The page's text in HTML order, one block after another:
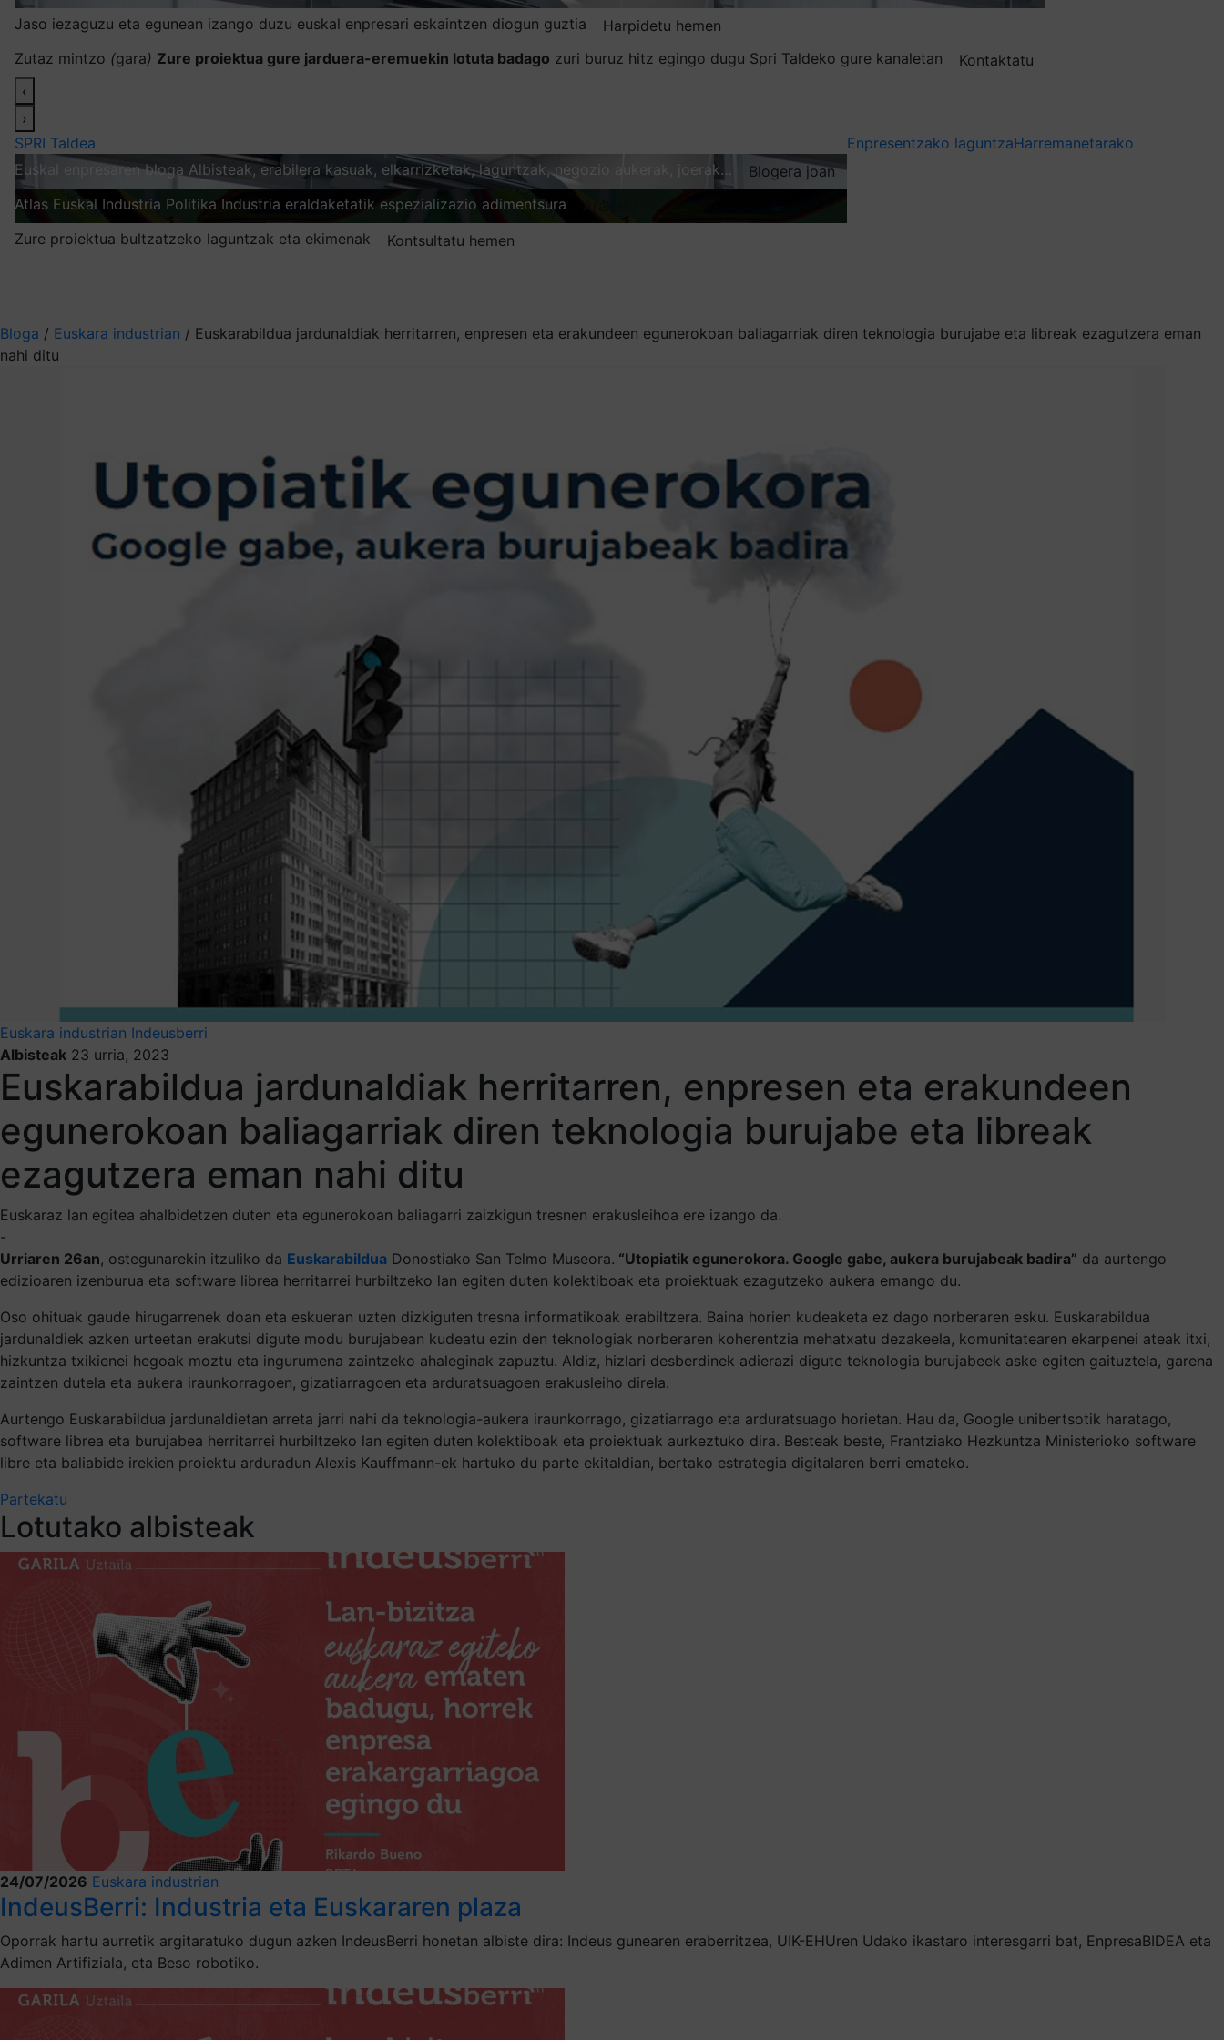
Jaso iezaguzu eta egunean izango duzu euskal enpresari eskaintzen diogun guztia
Harpidetu hemen
Zutaz mintzo (gara) Zure proiektua gure jarduera-eremuekin lotuta badago zuri buruz hitz egingo dugu Spri Taldeko gure kanaletan
Kontaktatu
‹
›
SPRI Taldea
Euskal enpresaren bloga Albisteak, erabilera kasuak, elkarrizketak, laguntzak, negozio aukerak, joerak…
Blogera joan
Atlas Euskal Industria Politika Industria eraldaketatik espezializazio adimentsura
Zure proiektua bultzatzeko laguntzak eta ekimenak
Kontsultatu hemen
Enpresentzako laguntzaHarremanetarako
Bloga / Euskara industrian / Euskarabildua jardunaldiak herritarren, enpresen eta erakundeen egunerokoan baliagarriak diren teknologia burujabe eta libreak ezagutzera eman
nahi ditu
Euskara industrian Indeusberri
Albisteak 23 urria, 2023
Euskarabildua jardunaldiak herritarren, enpresen eta erakundeen
egunerokoan baliagarriak diren teknologia burujabe eta libreak
ezagutzera eman nahi ditu
Euskaraz lan egitea ahalbidetzen duten eta egunerokoan baliagarri zaizkigun tresnen erakusleihoa ere izango da.
-
Urriaren 26an, ostegunarekin itzuliko da Euskarabildua Donostiako San Telmo Museora. “Utopiatik egunerokora. Google gabe, aukera burujabeak badira” da aurtengo
edizioaren izenburua eta software librea herritarrei hurbiltzeko lan egiten duten kolektiboak eta proiektuak ezagutzeko aukera emango du.
Oso ohituak gaude hirugarrenek doan eta eskueran uzten dizkiguten tresna informatikoak erabiltzera. Baina horien kudeaketa ez dago norberaren esku. Euskarabildua
jardunaldiek azken urteetan erakutsi digute modu burujabean kudeatu ezin den teknologiak norberaren koherentzia mehatxatu dezakeela, komunitatearen ekarpenei ateak itxi,
hizkuntza txikienei hegoak moztu eta ingurumena zaintzeko ahaleginak zapuztu. Aldiz, hizlari desberdinek adierazi digute teknologia burujabeek aske egiten gaituztela, garena
zaintzen dutela eta aukera iraunkorragoen, gizatiarragoen eta arduratsuagoen erakusleiho direla.
Aurtengo Euskarabildua jardunaldietan arreta jarri nahi da teknologia-aukera iraunkorrago, gizatiarrago eta arduratsuago horietan. Hau da, Google unibertsotik haratago,
software librea eta burujabea herritarrei hurbiltzeko lan egiten duten kolektiboak eta proiektuak aurkeztuko dira. Besteak beste, Frantziako Hezkuntza Ministerioko software
libre eta baliabide irekien proiektu arduradun Alexis Kauffmann-ek hartuko du parte ekitaldian, bertako estrategia digitalaren berri emateko.
Partekatu
Lotutako albisteak
24/07/2026 Euskara industrian
IndeusBerri: Industria eta Euskararen plaza
Oporrak hartu aurretik argitaratuko dugun azken IndeusBerri honetan albiste dira: Indeus gunearen eraberritzea, UIK-EHUren Udako ikastaro interesgarri bat, EnpresaBIDEA eta
Adimen Artifiziala, eta Beso robotiko.